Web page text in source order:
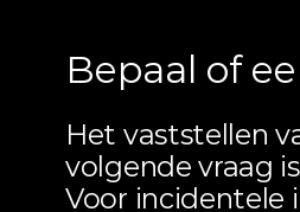
Bepaal of
Het vaststellen
volgende vraag
Voor incidentele